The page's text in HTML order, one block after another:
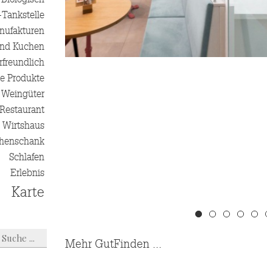
Tankstelle
Kuchen
Produkte
Weingüter
Restaurant
Wirtshaus
Schlafen
Erlebnis
Karte
Mehr GutFinden ...